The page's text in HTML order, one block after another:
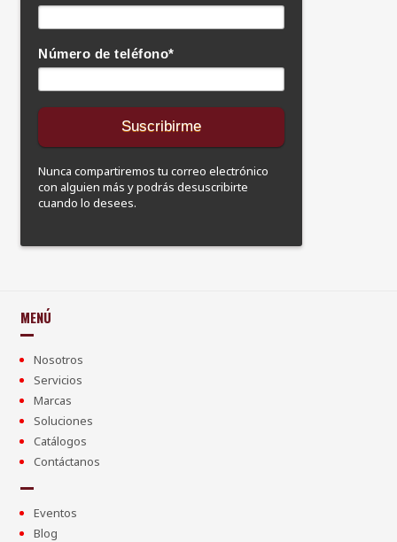
Número de teléfono*
Nunca compartiremos tu correo electrónico
con alguien más y podrás desuscribirte
cuando lo desees.
MENÚ
Nosotros
Servicios
Marcas
Soluciones
Catálogos
Contáctanos
Eventos
Blog